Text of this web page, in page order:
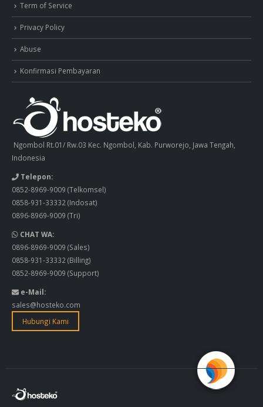
Term of Service
Privacy Policy
Abuse
Konfirmasi Pembayaran
Ngombol Rt.01/ Rw.03 Kec. Ngombol, Kab. Purworejo, Jawa Tengah,
Indonesia
Telepon:
0852-8969-9009 (Telkomsel)
0858-931-33332 (Indosat)
0896-8969-9009 (Tri)
CHAT WA:
0896-8969-9009 (Sales)
0858-931-33332 (Billing)
0852-8969-9009 (Support)
e-Mail:
sales@hosteko.com
Hubungi Kami